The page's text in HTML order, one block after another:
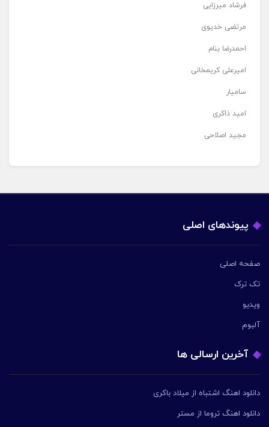
فرشاد میرزایی
مرتضی خدیوی
احمدرضا بنام
امیرعلی کریمخانی
سامیار
امید ذاکری
مجید اصلاحی
پیوندهای اصلی
صفحه اصلی
تک ترک
ویدیو
آلبوم
آخرین ارسالی ها
دانلود اهنگ اشتباه از میلاد باکری
دانلود اهنگ تروما از مستر